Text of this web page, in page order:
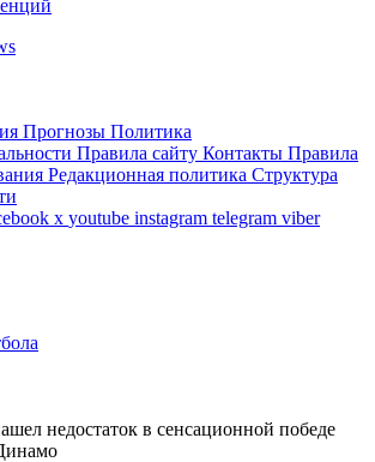
Прогнозы Политика
Правила сайту Контакты Правила
Редакционная политика Структура
x youtube instagram telegram viber
недостаток в сенсационной победе